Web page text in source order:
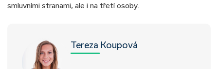
smluvními stranami, ale i na třetí osoby.
Tereza Koupová